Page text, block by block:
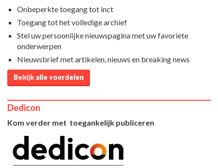
Onbeperkte toegang tot inct
Toegang tot het volledige archief
Stel uw persoonlijke nieuwspagina met uw favoriete
onderwerpen
Nieuwsbrief met artikelen, nieuws en breaking news
Bekijk alle voordelen
Dedicon
Kom verder met toegankelijk publiceren